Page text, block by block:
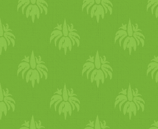
pirítsuk illatosra a
köményt, az
borsot és a
Amikor